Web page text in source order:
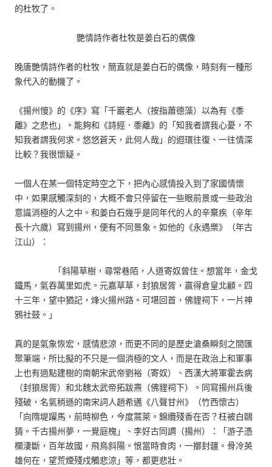
的杜牧了。
艷情詩作者杜牧是姜白石的偶像
晚唐艷情詩作者的杜牧，簡直就是姜白石的偶像，時刻有一種形
象代入的動機了。
《揚州慢》的《序》寫「千巖老人（按指蕭德藻）以為有《黍
離》之悲也」。能夠和《詩經．黍離》的「知我者謂我心憂，不
知我者謂我何求。悠悠蒼天，此何人哉」的迴環往復、一往情深
比較？我很懷疑。
一個人在某一個特定時空之下，把內心感情投入到了家國情懷
中，如果感觸深刻的，大概不會只停留在一些眼前景或一些政治
意識消極的人之中。和姜白石幾乎是同年代的人的辛棄疾（辛年
長十六歲）寫到揚州，便有不同景象。如他的《永遇樂》（年古
江山）：
「斜陽草樹，尋常巷陌，人道寄奴曾住。想當年，金戈
鐵馬，氣吞萬里如虎。元嘉草草，封狼居胥，贏得倉皇北顧。四
十三年，望中猶記，烽火揚州路。可堪回首，佛貍祠下，一片神
鴉社鼓。」
真的是氣象恢宏，感情悲涼，而更不同的是歷史滄桑瞬刻之間匯
聚筆端，所比擬的不只是一個消極的文人，而是在政治上和軍事
上也有過點建樹的南朝宋武帝劉裕（寄奴）、西漢大將軍霍去病
（封狼居胥）和北魏太武帝拓跋燾（佛貍祠下）。同寫揚州兵後
殘破，名氣稍遜的南宋詞人趙希邁《八聲甘州》（竹西懷古）
「向隋堤躍馬，前時柳色，今度蒿萊。錦纜殘香在否？枉被白鷗
猜。千古揚州夢，一覺庭槐」、李好古同調（揚州）：「游子憑
欄淒斷，百年故國，飛鳥斜陽。恨當時食肉，一擲封疆。骨冷英
雄何在，望荒煙殘戍觸悲涼」等，都更悲壯。